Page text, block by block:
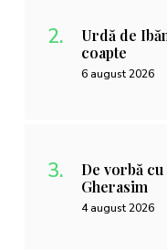
Urdă de
coapte
6 august 2026
De vorbă
Gherasim
4 august 2026